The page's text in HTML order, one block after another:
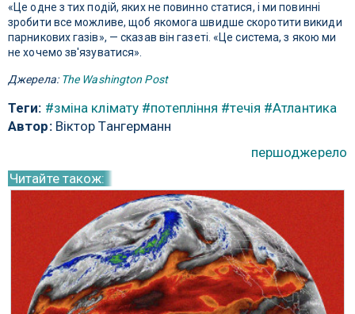
«Це одне з тих подій, яких не повинно статися, і ми повинні
зробити все можливе, щоб якомога швидше скоротити викиди
парникових газів», — сказав він газеті. «Це система, з якою ми
не хочемо зв'язуватися».
Джерела: The Washington Post
Теги: #зміна клімату #потепління #течія #Атлантика
Автор:Віктор Тангерманн
першоджерело
Читайте також: